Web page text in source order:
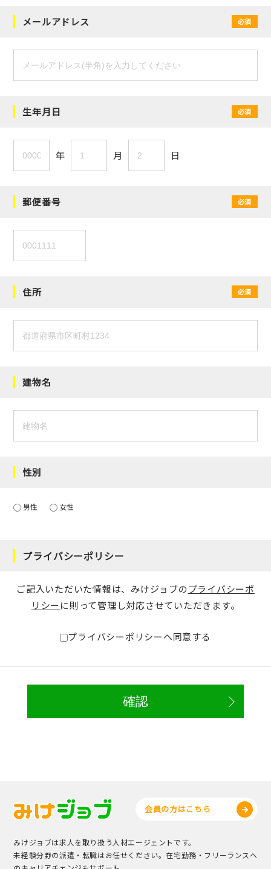
メールアドレス 必須
生年月日 必須
年 月 日
郵便番号 必須
住所 必須
建物名
性別
男性 女性
プライバシーポリシー
ご記入いただいた情報は、みけジョブのプライバシーポ
リシー に則って管理し対応させていただきます。
プライバシーポリシーへ同意する
会員の方はこちら
みけジョブは求人を取り扱う人材エージェントです。
未経験分野の派遣・転職はお任せください。在宅勤務・フリーランスへ